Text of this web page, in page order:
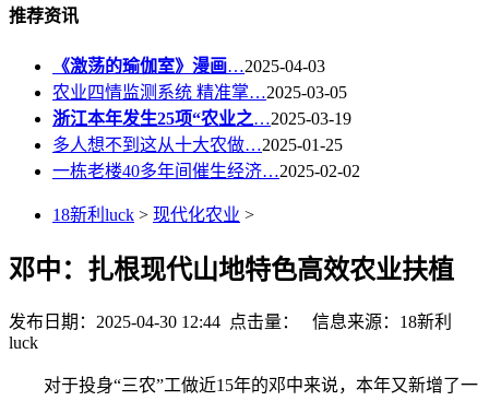
推荐资讯
《激荡的瑜伽室》漫画…2025-04-03
农业四情监测系统 精准掌…2025-03-05
浙江本年发生25项“农业之…2025-03-19
多人想不到这从十大农做…2025-01-25
一栋老楼40多年间催生经济…2025-02-02
18新利luck > 现代化农业 >
邓中：扎根现代山地特色高效农业扶植
发布日期：2025-04-30 12:44 点击量：
信息来源：18新利
luck
对于投身“三农”工做近15年的邓中来说，本年又新增了一